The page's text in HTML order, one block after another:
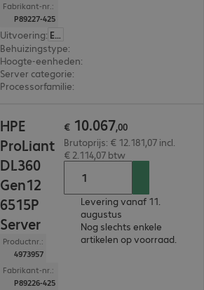
Fabrikant-nr.:
P89227-425
Uitvoering: Europa
Behuizingstype:
Hoogte-eenheden:
Server categorie:
Processorfamilie:
HPE
ProLiant
DL360
Gen12
6515P
Server
Productnr.:
4973957
Fabrikant-nr.:
P89226-425
€ 10.067,00
Brutoprijs: € 12.181,07 incl.
€ 2.114,07 btw
Levering vanaf 11.
augustus
Nog slechts enkele
artikelen op voorraad.